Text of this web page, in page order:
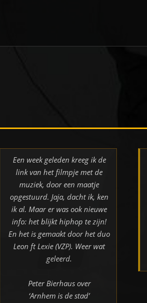
Een week geleden kreeg ik de
link van het filmpje met de
muziek, door een maatje
opgestuurd. Jaja, dacht ik, ken
ik al. Maar er was ook nieuwe
info: het blijkt hiphop te zijn!
En het is gemaakt door het duo
Leon ft Lexie (VZP). Weer wat
geleerd.
Peter Bierhaus over
‘Arnhem is de stad’